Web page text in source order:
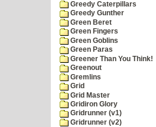
Greedy Caterpillars
Greedy Gunther
Green Beret
Green Fingers
Green Goblins
Green Paras
Greener Than You Think!
Greenout
Gremlins
Grid
Grid Master
Gridiron Glory
Gridrunner (v1)
Gridrunner (v2)